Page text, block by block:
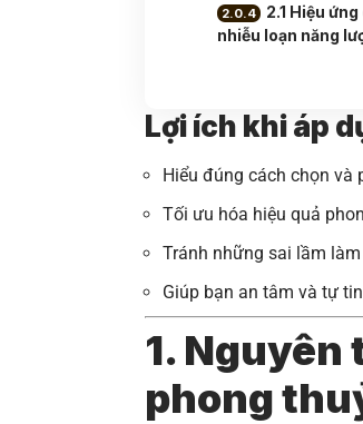
2.1 Hiệu
nhiễu loạn năng
Lợi ích khi áp
Hiểu đúng cách chọn và
Tối ưu hóa hiệu quả
Tránh những sai lầm
Giúp bạn an tâm và tự
1. Nguyên
phong